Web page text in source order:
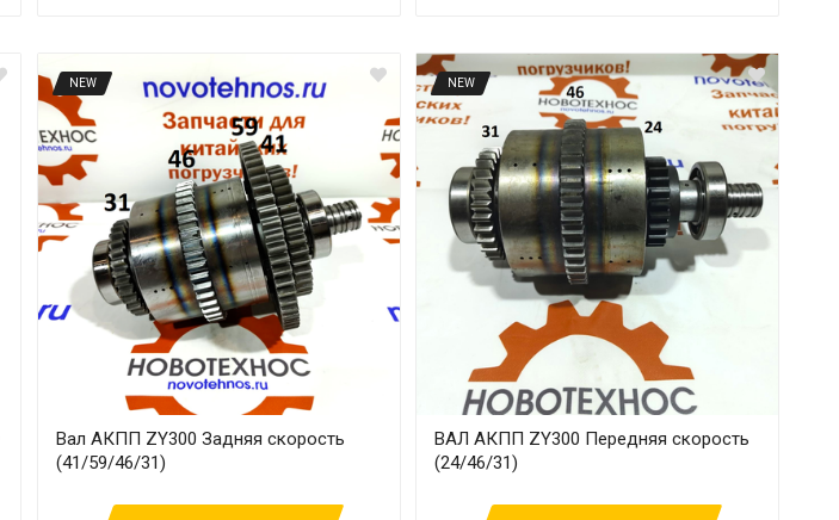
NEW
Вал АКПП ZY300 Задняя скорость
(41/59/46/31)
NEW
ВАЛ АКПП ZY300 Передняя скорость
(24/46/31)